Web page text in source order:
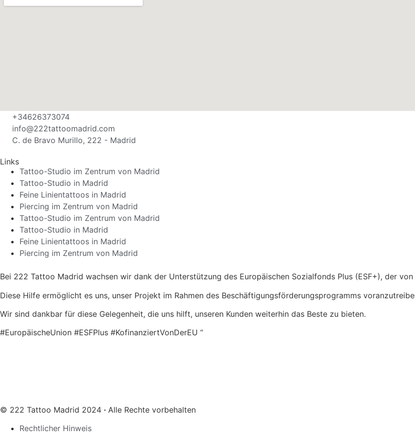
+34626373074
info@222tattoomadrid.com
C. de Bravo Murillo, 222 - Madrid
Links
Tattoo-Studio im Zentrum von Madrid
Tattoo-Studio in Madrid
Feine Linientattoos in Madrid
Piercing im Zentrum von Madrid
Tattoo-Studio im Zentrum von Madrid
Tattoo-Studio in Madrid
Feine Linientattoos in Madrid
Piercing im Zentrum von Madrid
Bei 222 Tattoo Madrid wachsen wir dank der Unterstützung des Europäischen Sozialfonds Plus (ESF+), der
Diese Hilfe ermöglicht es uns, unser Projekt im Rahmen des Beschäftigungsförderungsprogramms
Wir sind dankbar für diese Gelegenheit, die uns hilft, unseren Kunden weiterhin das Beste zu bieten.
#EuropäischeUnion #ESFPlus #KofinanziertVonDerEU “
© 222 Tattoo Madrid 2024 · Alle Rechte vorbehalten
Rechtlicher Hinweis